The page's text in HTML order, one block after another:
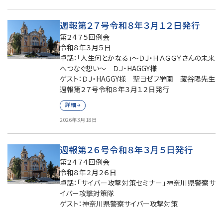
週報第２７号令和８年３月１２日発行
第２４７５回例会
令和８年３月５日
卓話：「人生何とかなる」～ＤＪ・ＨＡＧＧＹさんの未来
へつなぐ想い～ ＤＪ・HAGGY様
ゲスト：ＤＪ・HAGGY様 聖ヨゼフ学園 藏谷陽先生
週報第２７号令和８年３月１２日発行
詳細
2026年3月18日
週報第２６号令和８年３月５日発行
第２４７４回例会
令和８年２月２６日
卓話：「サイバー攻撃対策セミナー」神奈川県警察サ
イバー攻撃対策隊
ゲスト：神奈川県警察サイバー攻撃対策